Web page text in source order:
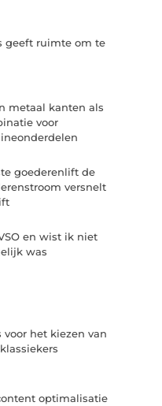
geeft ruimte om te
metaal kanten als
voor
goederenlift de
versnelt
en wist ik niet
was
het kiezen van
optimalisatie